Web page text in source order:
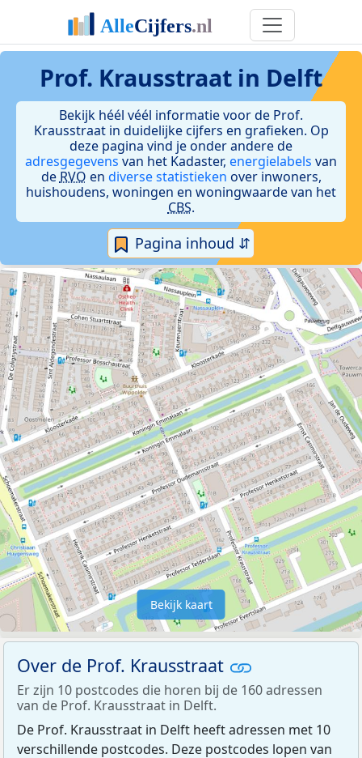
Prof. Krausstraat in Delft
Bekijk héél véél informatie voor de Prof.
Krausstraat in duidelijke cijfers en grafieken. Op
deze pagina vind je onder andere de
adresgegevens van het Kadaster, energielabels van
de RVO en diverse statistieken over inwoners,
huishoudens, woningen en woningwaarde van het
CBS.
Pagina inhoud ⇵
Bekijk kaart
Over de Prof. Krausstraat
Er zijn 10 postcodes die horen bij de 160 adressen
van de Prof. Krausstraat in Delft.
De Prof. Krausstraat in Delft heeft adressen met 10
verschillende postcodes. Deze postcodes lopen van